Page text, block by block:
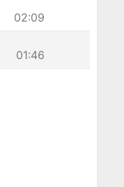
02:09
01:46